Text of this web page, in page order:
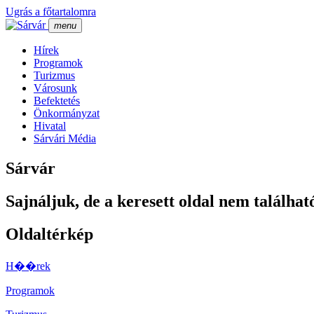
Ugrás a főtartalomra
menu
Hí­rek
Programok
Turizmus
Városunk
Befektetés
Önkormányzat
Hivatal
Sárvári Média
Sárvár
Sajnáljuk, de a keresett oldal nem
Oldaltérkép
H��rek
Programok